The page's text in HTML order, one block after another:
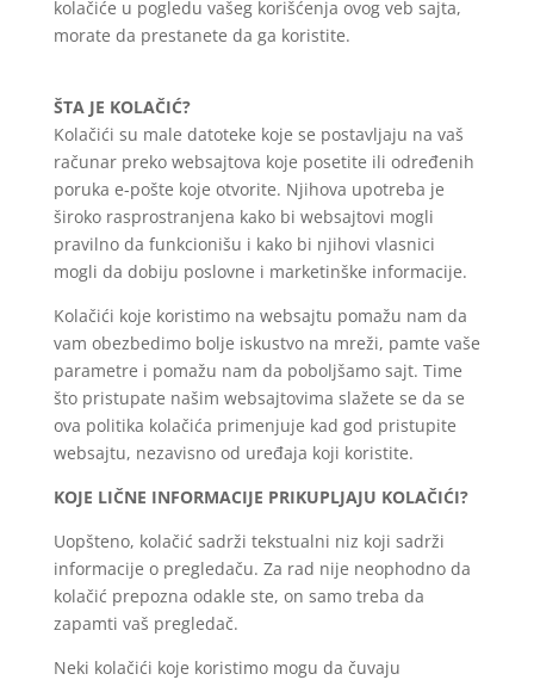
kolačiće u pogledu vašeg korišćenja ovog veb sajta,
morate da prestanete da ga koristite.
ŠTA JE KOLAČIĆ?
Kolačići su male datoteke koje se postavljaju na vaš
računar preko websajtova koje posetite ili određenih
poruka e-pošte koje otvorite. Njihova upotreba je
široko rasprostranjena kako bi websajtovi mogli
pravilno da funkcionišu i kako bi njihovi vlasnici
mogli da dobiju poslovne i marketinške informacije.
Kolačići koje koristimo na websajtu pomažu nam da
vam obezbedimo bolje iskustvo na mreži, pamte vaše
parametre i pomažu nam da poboljšamo sajt. Time
što pristupate našim websajtovima slažete se da se
ova politika kolačića primenjuje kad god pristupite
websajtu, nezavisno od uređaja koji koristite.
KOJE LIČNE INFORMACIJE PRIKUPLJAJU KOLAČIĆI?
Uopšteno, kolačić sadrži tekstualni niz koji sadrži
informacije o pregledaču. Za rad nije neophodno da
kolačić prepozna odakle ste, on samo treba da
zapamti vaš pregledač.
Neki kolačići koje koristimo mogu da čuvaju